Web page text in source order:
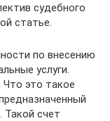
судебного
статье.
по внесению
услуги.
это такое
Такой счет